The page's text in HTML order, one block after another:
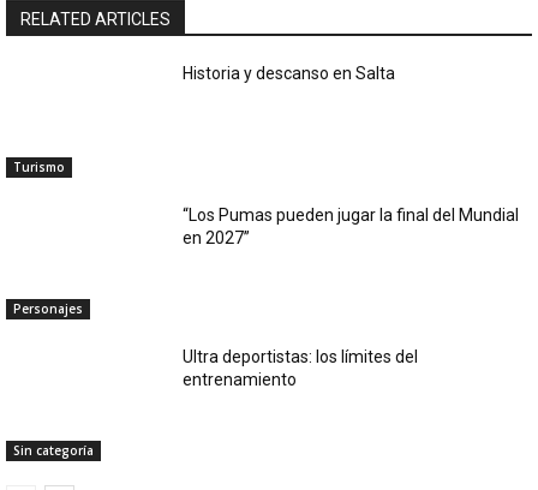
RELATED ARTICLES
Turismo
Historia y descanso en Salta
Personajes
“Los Pumas pueden jugar la final del Mundial
en 2027”
Sin categoría
Ultra deportistas: los límites del
entrenamiento